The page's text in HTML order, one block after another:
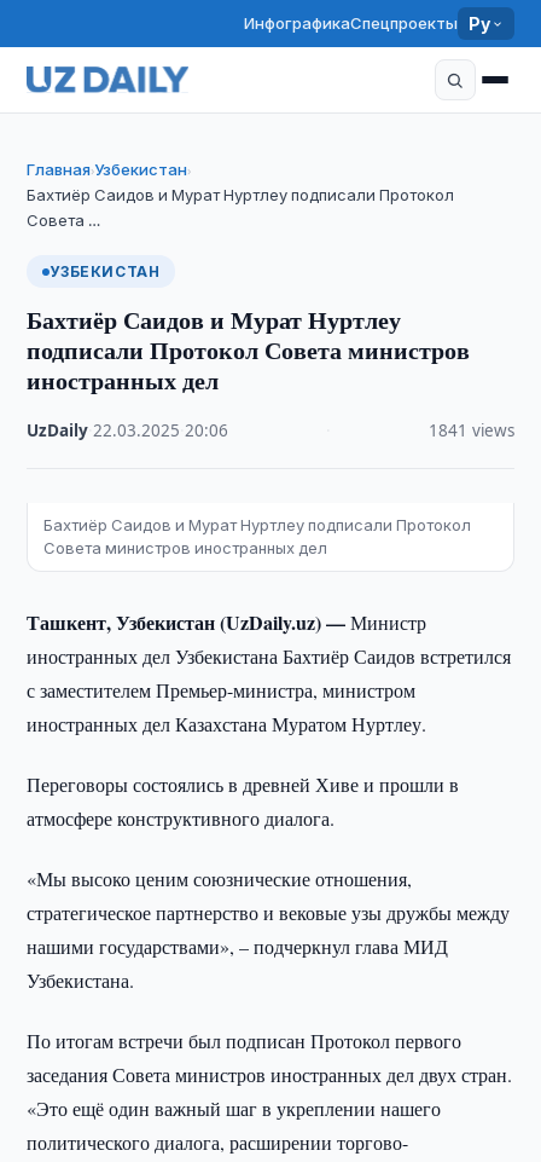
ИнфографикаСпецпроекты Ру
Главная›Узбекистан›
Бахтиёр Саидов и Мурат Нуртлеу подписали Протокол
Совета …
УЗБЕКИСТАН
Бахтиёр Саидов и Мурат Нуртлеу
подписали Протокол Совета министров
иностранных дел
UzDaily ·22.03.2025 ·20:06 1841 views
Бахтиёр Саидов и Мурат Нуртлеу подписали Протокол
Совета министров иностранных дел
Ташкент, Узбекистан (UzDaily.uz) —Министр
иностранных дел Узбекистана Бахтиёр Саидов встретился
с заместителем Премьер-министра, министром
иностранных дел Казахстана Муратом Нуртлеу.
Переговоры состоялись в древней Хиве и прошли в
атмосфере конструктивного диалога.
«Мы высоко ценим союзнические отношения,
стратегическое партнерство и вековые узы дружбы между
нашими государствами», – подчеркнул глава МИД
Узбекистана.
По итогам встречи был подписан Протокол первого
заседания Совета министров иностранных дел двух стран.
«Это ещё один важный шаг в укреплении нашего
политического диалога, расширении торгово-